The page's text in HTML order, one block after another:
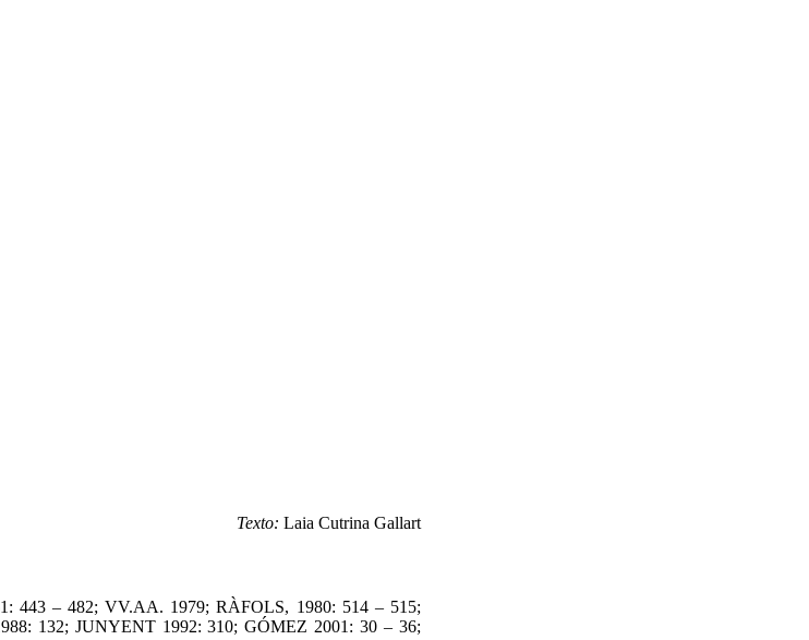
Texto: Laia Cutrina Gallart
443 – 482; VV.AA. 1979; RÀFOLS, 1980: 514 – 515;
132; JUNYENT 1992: 310; GÓMEZ 2001: 30 – 36;